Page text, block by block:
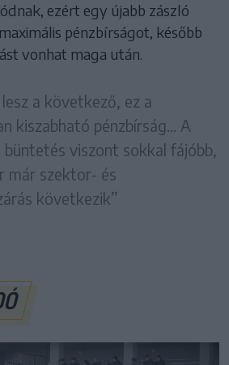
ezért egy újabb zászló
pénzbírságot, később
vonhat maga után.
a következő, ez a
kiszabható pénzbírság… A
büntetés viszont sokkal fájóbb,
már szektor- és
következik”